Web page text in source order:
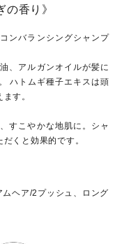
香り》
ンバランシングシャンプ
、アルガンオイルが髪に
ハトムギ種子エキスは頭
す。
すこやかな地肌に。シャ
くと効果的です。
ヘア/2プッシュ、ロング